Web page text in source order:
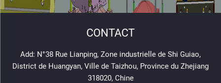
CONTACT
Add: N°38 Rue Lianping, Zone industrielle de Shi Guiao,
District de Huangyan, Ville de Taizhou, Province du Zhejiang
318020, Chine